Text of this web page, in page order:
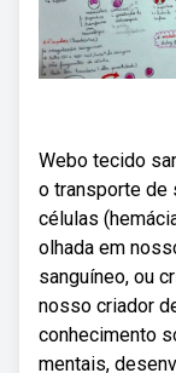
Webo tecido
o transporte de
células
olhada em
sanguíneo, ou
nosso criador
conhecimento
mentais,